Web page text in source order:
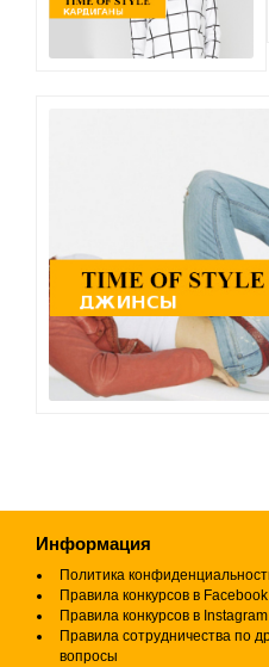
Информация
Политика
Правила конкурсов в Facebook
Правила конкурсов в Instagram
Правила сотрудничества по
вопросы